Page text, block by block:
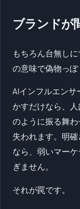
ブランドが
もちろん台無し
の意味で偽物っぽ
AIインフルエンサ
かすだけなら、
のように振る舞
失われます。明
なら、弱いマー
ぎません。
それが罠です。